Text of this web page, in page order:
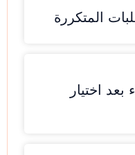
المتكررة
اختيار